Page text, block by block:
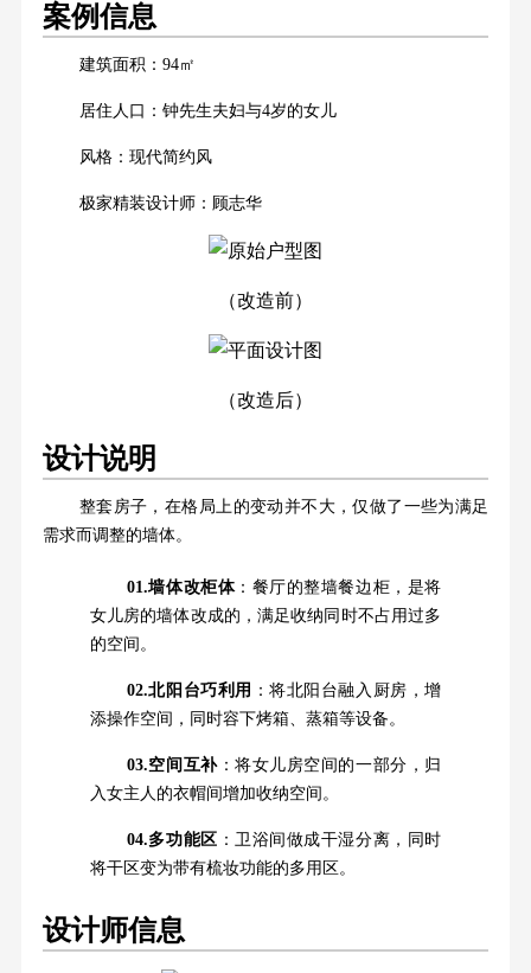
案例信息
建筑面积：94㎡
居住人口：钟先生夫妇与4岁的女儿
风格：现代简约风
极家精装设计师：顾志华
（改造前）
（改造后）
设计说明
整套房子，在格局上的变动并不大，仅做了一些为满足
需求而调整的墙体。
01.墙体改柜体：餐厅的整墙餐边柜，是将
女儿房的墙体改成的，满足收纳同时不占用过多
的空间。
02.北阳台巧利用 ：将北阳台融入厨房，增
添操作空间，同时容下烤箱、蒸箱等设备。
03.空间互补：将女儿房空间的一部分，归
入女主人的衣帽间增加收纳空间。
04.多功能区 ：卫浴间做成干湿分离，同时
将干区变为带有梳妆功能的多用区。
设计师信息